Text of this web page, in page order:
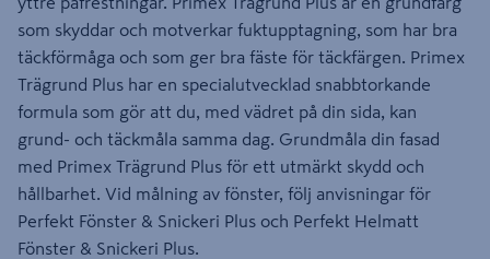
som skyddar och motverkar fuktupptagning, som har bra
täckförmåga och som ger bra fäste för täckfärgen. Primex
Trägrund Plus har en specialutvecklad snabbtorkande
formula som gör att du, med vädret på din sida, kan
grund- och täckmåla samma dag. Grundmåla din fasad
med Primex Trägrund Plus för ett utmärkt skydd och
hållbarhet. Vid målning av fönster, följ anvisningar för
Perfekt Fönster & Snickeri Plus och Perfekt Helmatt
Fönster & Snickeri Plus.